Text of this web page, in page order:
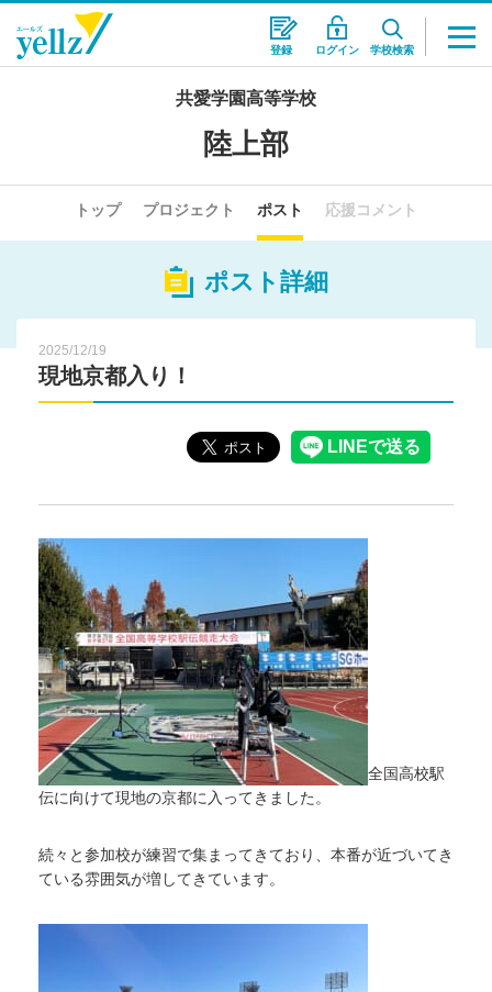
登録 ログイン 学校検索
共愛学園高等学校
陸上部
トップ プロジェクト ポスト 応援コメント
ポスト詳細
2025/12/19
現地京都入り！
全国高校駅
伝に向けて現地の京都に入ってきました。
続々と参加校が練習で集まってきており、本番が近づいてき
ている雰囲気が増してきています。